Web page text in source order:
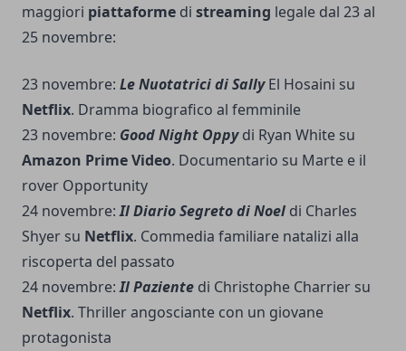
maggiori piattaforme di streaming legale dal 23 al
25 novembre:
23 novembre: Le Nuotatrici di SallyEl Hosaini su
Netflix. Dramma biografico al femminile
23 novembre: Good Night Oppydi Ryan White su
Amazon Prime Video. Documentario su Marte e il
rover Opportunity
24 novembre:Il Diario Segreto di Noel di Charles
Shyer su Netflix. Commedia familiare natalizi alla
riscoperta del passato
24 novembre:Il Paziente di Christophe Charrier su
Netflix. Thriller angosciante con un giovane
protagonista